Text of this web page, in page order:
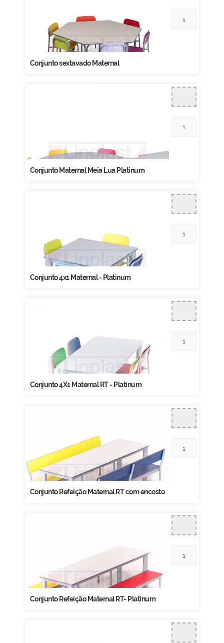
Conjunto sextavado Maternal
Conjunto Maternal Meia Lua Platinum
Conjunto 4x1 Maternal - Platinum
Conjunto 4X1 Maternal RT - Platinum
Conjunto Refeição Maternal RT com encosto
Conjunto Refeição Maternal RT- Platinum